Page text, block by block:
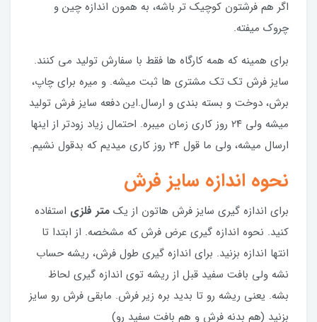
اگر هم فرشتون کوچیک تر باشه، به همون اندازه چین و
چروک میفته.
برای همینه که همه کارگاه ها فقط با سفارش تولید می کنند.
سایز فرش تک تک مشتری ها ثبت میشه. و میره برای چاپ،
برش، دوخت و بسته بندی و ارسال.این دفعه سایز فرش تولید
میشه ولی ۲۴ روز کاری زمان میبره. احتمال زیاد زودتر از اینها
ارسال میشه، ولی ما قول ۲۴ روز کاری میدیم که بدقول نشیم.
نحوه اندازه سایز فرش
برای اندازه گیری سایز فرش هاتون از یک متر فلزی استفاده
کنید. نحوه اندازه گیری عرض فرش که مشخصه. از ابتدا تا
انتها اندازه بزنید. برای اندازه گیری طول فرش، ریشه حساب
نشه ولی بافت سفید قبل از ریشه توی اندازه گیری لحاظ
بشه. یعنی ریشه رو تا بدید بره زیر فرش. مابقی فرش رو سایز
بزنید (هم بدنه فرش و هم بافت سفید رو)